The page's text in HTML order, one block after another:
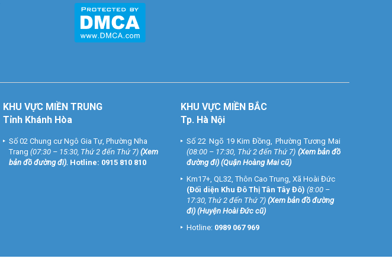
KHU VỰC MIỀN TRUNG
Tỉnh Khánh Hòa
Số 02 Chung cư Ngô Gia Tự, Phường Nha
Trang (07:30 – 15:30, Thứ 2 đến Thứ 7) (Xem
bản đồ đường đi). Hotline: 0915 810 810
KHU VỰC MIỀN BẮC
Tp. Hà Nội
Số 22 Ngõ 19 Kim Đồng, Phường Tương Mai
(08:00 – 17:30, Thứ 2 đến Thứ 7) (Xem bản đồ
đường đi) (Quận Hoàng Mai cũ)
Km17+, QL32, Thôn Cao Trung, Xã Hoài Đức
(Đối diện Khu Đô Thị Tân Tây Đô) (8:00 –
17:30, Thứ 2 đến Thứ 7) (Xem bản đồ đường
đi) (Huyện Hoài Đức cũ)
Hotline: 0989 067 969